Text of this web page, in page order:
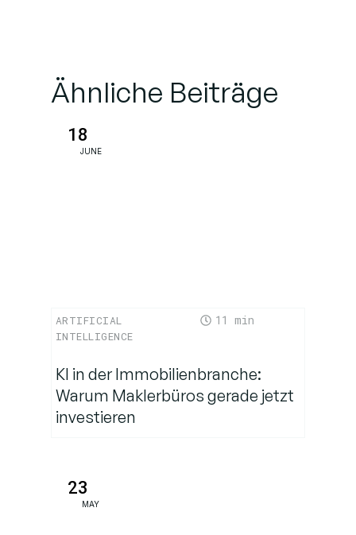
sollte man
Flash-Lite
FAQ
Ähnliche Beiträge
18
JUNE
ARTIFICIAL
INTELLIGENCE
11
KI in der Immobilienbranche:
Warum Maklerbüros gerade jetzt
investieren
23
MAY